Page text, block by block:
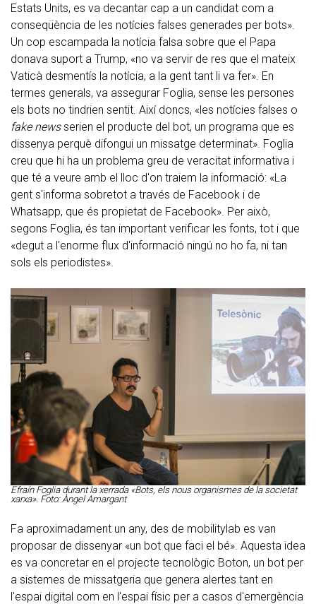
Estats Units, es va decantar cap a un candidat com a
conseqüència de les notícies falses generades per bots».
Un cop escampada la notícia falsa sobre que el Papa
donava suport a Trump, «no va servir de res que el mateix
Vaticà desmentís la notícia, a la gent tant li va fer». En
termes generals, va assegurar Foglia, sense les persones
els bots no tindrien sentit. Així doncs, «les notícies falses o
fake newsserien el producte del bot, un programa que es
dissenya perquè difongui un missatge determinat». Foglia
creu que hi ha un problema greu de veracitat informativa i
que té a veure amb el lloc d'on traiem la informació: «La
gent s'informa sobretot a través de Facebook i de
Whatsapp, que és propietat de Facebook». Per això,
segons Foglia, és tan important verificar les fonts, tot i que
«degut a l'enorme flux d'informació ningú no ho fa, ni tan
sols els periodistes».
Efraín Foglia durant la xerrada «Bots, els nous organismes de la societat
xarxa». Foto: Àngel Amargant
Fa aproximadament un any, des de mobilitylab es van
proposar de dissenyar «un bot que faci el bé». Aquesta idea
es va concretar en el projecte tecnològic Boton, un bot per
a sistemes de missatgeria que genera alertes tant en
l'espai digital com en l'espai físic per a casos d'emergència